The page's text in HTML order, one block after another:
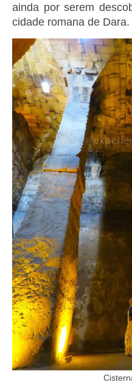
ainda por serem
cidade romana de Dara.